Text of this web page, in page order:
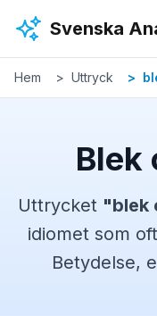
Svenska
Hem Uttryck
Blek
Uttrycket "blek
idiomet som
Betydelse,